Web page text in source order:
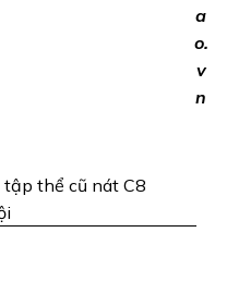
a
o.
v
n
tập thể cũ nát C8